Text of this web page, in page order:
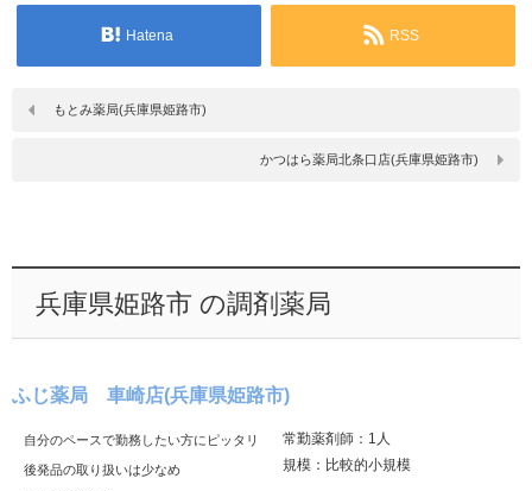
Hatena RSS
もとみ薬局(兵庫県姫路市)
かつはら薬局北条口店(兵庫県姫路市)
兵庫県姫路市 の調剤薬局
ふじ薬局 車崎店(兵庫県姫路市)
自分のペースで勤務したい方にピッタリ
後発品の取り扱いは少なめ
常勤薬剤師：1人
規模：比較的小規模